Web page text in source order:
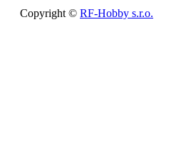
Copyright © RF-Hobby s.r.o.